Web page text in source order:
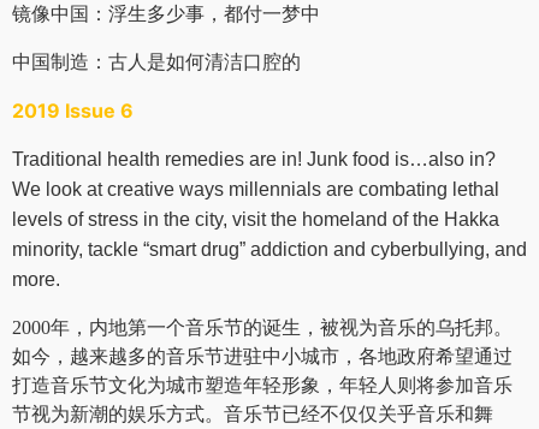
镜像中国： 浮生多少事，都付一梦中
中国制造： 古人是如何清洁口腔的
2019 Issue 6
Traditional health remedies are in! Junk food is…also in?
We look at creative ways millennials are combating lethal
levels of stress in the city, visit the homeland of the Hakka
minority, tackle “smart drug” addiction and cyberbullying, and
more.
2000年，内地第一个音乐节的诞生，被视为音乐的乌托邦。
如今，越来越多的音乐节进驻中小城市，各地政府希望通过
打造音乐节文化为城市塑造年轻形象，年轻人则将参加音乐
节视为新潮的娱乐方式。音乐节已经不仅仅关乎音乐和舞